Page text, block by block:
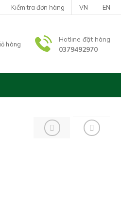
Kiểm tra đơn hàng VN EN
hàng
Hotline đặt hàng
0379492970